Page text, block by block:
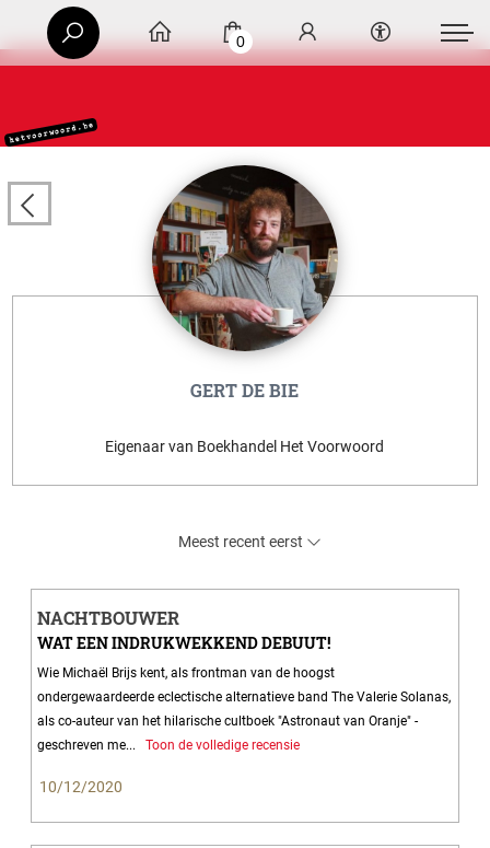
0
GERT DE BIE
Eigenaar van Boekhandel Het Voorwoord
Meest recent eerst
NACHTBOUWER
WAT EEN INDRUKWEKKEND DEBUUT!
Wie Michaël Brijs kent, als frontman van de hoogst
ondergewaardeerde eclectische alternatieve band The Valerie Solanas,
als co-auteur van het hilarische cultboek "Astronaut van Oranje" -
geschreven me...
Toon de volledige recensie
10/12/2020